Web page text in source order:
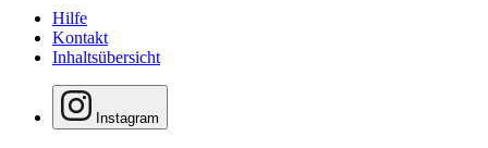
Hilfe
Kontakt
Inhaltsübersicht
Instagram